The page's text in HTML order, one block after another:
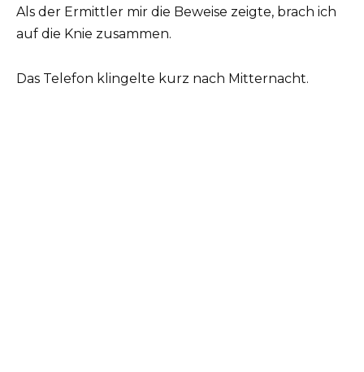
Als der Ermittler mir die Beweise zeigte, brach ich
auf die Knie zusammen.
Das Telefon klingelte kurz nach Mitternacht.